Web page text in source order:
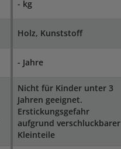
- kg
Holz, Kunststoff
- Jahre
Nicht für Kinder unter 3
Jahren geeignet.
Erstickungsgefahr
aufgrund verschluckbarer
Kleinteile